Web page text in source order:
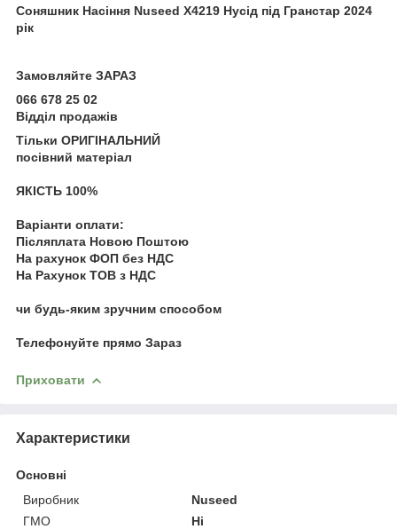
Соняшник Насіння Nuseed X4219 Нусід під Гранстар 2024
рік
Замовляйте ЗАРАЗ
066 678 25 02
Відділ продажів
Тільки ОРИГІНАЛЬНИЙ
посівний матеріал
ЯКІСТЬ 100%
Варіанти оплати:
Післяплата Новою Поштою
На рахунок ФОП без НДС
На Рахунок ТОВ з НДС
чи будь-яким зручним способом
Телефонуйте прямо Зараз
Приховати
Характеристики
Основні
Виробник
Nuseed
ГМО
Ні